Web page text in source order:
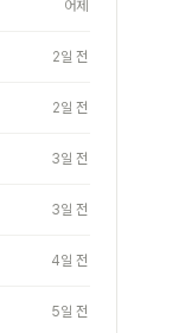
어제
2일 전
2일 전
3일 전
3일 전
4일 전
5일 전